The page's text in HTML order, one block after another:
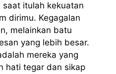
itulah kekuatan
dirimu. Kegagalan
melainkan batu
yang lebih besar.
mereka yang
hati tegar dan sikap